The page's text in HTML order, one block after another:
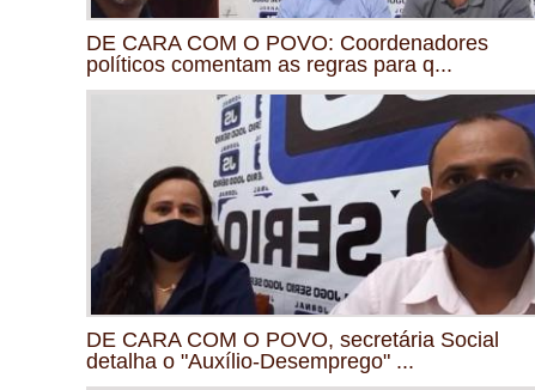
DE CARA COM O POVO: Coordenadores
políticos comentam as regras para q...
DE CARA COM O POVO, secretária Social
detalha o "Auxílio-Desemprego" ...